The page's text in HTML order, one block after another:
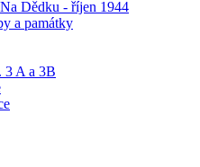
Dědku - říjen 1944
a památky
A a 3B